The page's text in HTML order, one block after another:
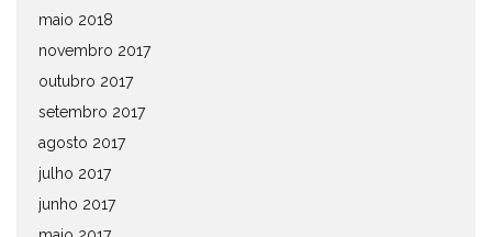
maio 2018
novembro 2017
outubro 2017
setembro 2017
agosto 2017
julho 2017
junho 2017